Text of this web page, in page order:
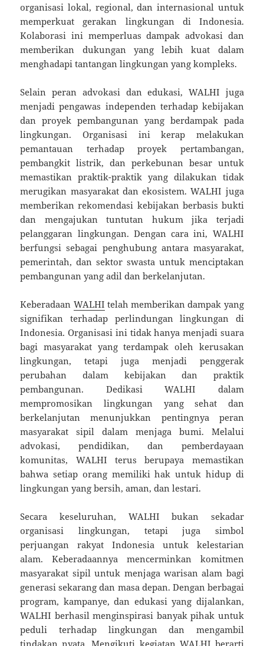
organisasi lokal, regional, dan internasional untuk
memperkuat gerakan lingkungan di Indonesia.
Kolaborasi ini memperluas dampak advokasi dan
memberikan dukungan yang lebih kuat dalam
menghadapi tantangan lingkungan yang kompleks.
Selain peran advokasi dan edukasi, WALHI juga
menjadi pengawas independen terhadap kebijakan
dan proyek pembangunan yang berdampak pada
lingkungan. Organisasi ini kerap melakukan
pemantauan terhadap proyek pertambangan,
pembangkit listrik, dan perkebunan besar untuk
memastikan praktik-praktik yang dilakukan tidak
merugikan masyarakat dan ekosistem. WALHI juga
memberikan rekomendasi kebijakan berbasis bukti
dan mengajukan tuntutan hukum jika terjadi
pelanggaran lingkungan. Dengan cara ini, WALHI
berfungsi sebagai penghubung antara masyarakat,
pemerintah, dan sektor swasta untuk menciptakan
pembangunan yang adil dan berkelanjutan.
Keberadaan WALHI telah memberikan dampak yang
signifikan terhadap perlindungan lingkungan di
Indonesia. Organisasi ini tidak hanya menjadi suara
bagi masyarakat yang terdampak oleh kerusakan
lingkungan, tetapi juga menjadi penggerak
perubahan dalam kebijakan dan praktik
pembangunan. Dedikasi WALHI dalam
mempromosikan lingkungan yang sehat dan
berkelanjutan menunjukkan pentingnya peran
masyarakat sipil dalam menjaga bumi. Melalui
advokasi, pendidikan, dan pemberdayaan
komunitas, WALHI terus berupaya memastikan
bahwa setiap orang memiliki hak untuk hidup di
lingkungan yang bersih, aman, dan lestari.
Secara keseluruhan, WALHI bukan sekadar
organisasi lingkungan, tetapi juga simbol
perjuangan rakyat Indonesia untuk kelestarian
alam. Keberadaannya mencerminkan komitmen
masyarakat sipil untuk menjaga warisan alam bagi
generasi sekarang dan masa depan. Dengan berbagai
program, kampanye, dan edukasi yang dijalankan,
WALHI berhasil menginspirasi banyak pihak untuk
peduli terhadap lingkungan dan mengambil
tindakan nyata. Mengikuti kegiatan WALHI berarti